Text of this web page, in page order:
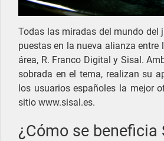
Todas las miradas del mundo del
puestas en la nueva alianza entre
área, R. Franco Digital y Sisal.
sobrada en el tema, realizan su
los usuarios españoles la mejor
sitio www.sisal.es.
¿Cómo se beneficia